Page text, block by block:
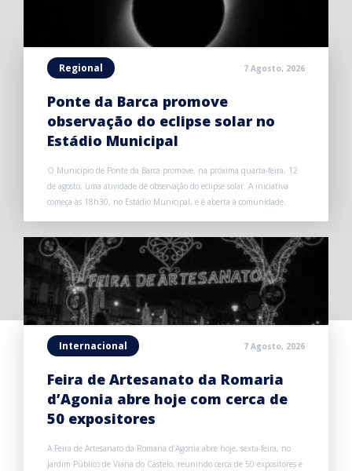
Regional 7 Agosto, 2026
Ponte da Barca promove
observação do eclipse solar no
Estádio Municipal
O Município de Ponte da Barca promove, na próxima quarta-feira, 12
de agosto, uma atividade de observação do eclipse solar. A iniciativa
começa às 18h30, no Estádio Municipal, e é aberta à comunidade.
Internacional 7 Agosto, 2026
Feira de Artesanato da Romaria
d’Agonia abre hoje com cerca de
50 expositores
A Feira de Artesanato da Romaria d’Agonia abre hoje, sexta-feira, no
Jardim Público de Viana do Castelo, reunindo cerca de 50 expositores e